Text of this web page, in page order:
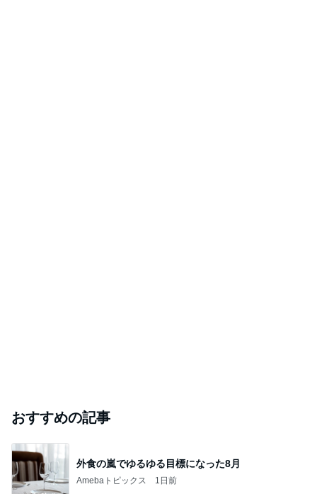
おすすめの記事
外食の嵐でゆるゆる目標になった8月
Amebaトピックス 1日前